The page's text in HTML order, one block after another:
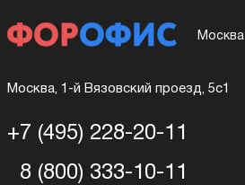
Москва
Москва, 1-й Вязовский проезд, 5с1
+7 (495) 228-20-11
8 (800) 333-10-11